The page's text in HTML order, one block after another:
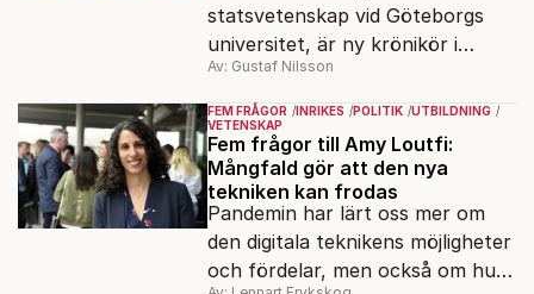
statsvetenskap vid Göteborgs
universitet, är ny krönikör i
Fokus.
Av: Gustaf Nilsson
FEM FRÅGOR INRIKES POLITIK UTBILDNING
VETENSKAP
Fem frågor till Amy Loutfi:
Mångfald gör att den nya
tekniken kan frodas
Pandemin har lärt oss mer om
den digitala teknikens möjligheter
och fördelar, men också om hur